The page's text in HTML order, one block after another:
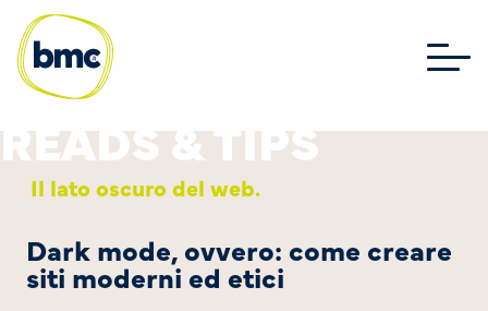
Il lato oscuro del web.
Dark mode, ovvero: come creare
siti moderni ed etici